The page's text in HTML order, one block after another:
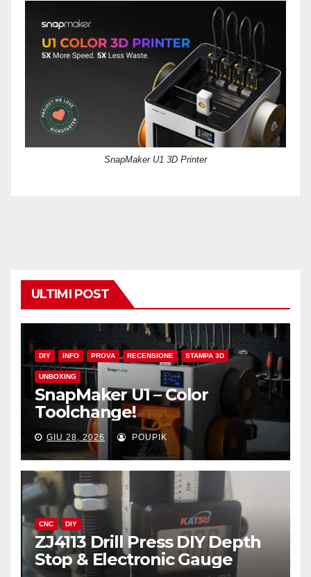
SnapMaker U1 3D Printer
ULTIMI POST
DIY INFO PROVA RECENSIONE STAMPA 3D
UNBOXING
SnapMaker U1 – Color
Toolchange!
GIU 28, 2026 POUPIK
CNC DIY
ZJ4113 Drill Press DIY Depth
Stop & Electronic Gauge